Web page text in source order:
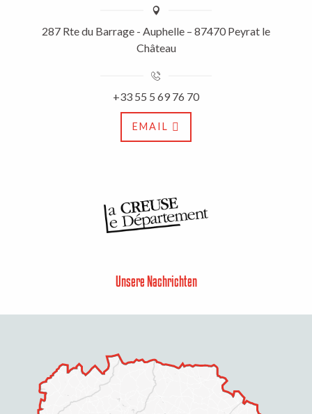
287 Rte du Barrage - Auphelle – 87470 Peyrat le
Château
+33 55 5 69 76 70
EMAIL
Unsere Nachrichten